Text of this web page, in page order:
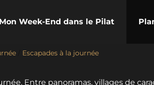
Mon Week-End dans le Pilat
Escapades à la journée
Entre panoramas, villages de